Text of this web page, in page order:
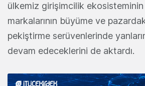
ülkemiz girişimcilik
markalarının büyüme ve
pekiştirme serüvenlerinde
devam edeceklerini de aktardı.